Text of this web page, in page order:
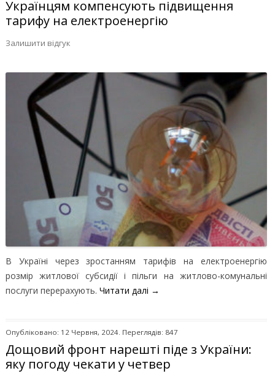
Українцям компенсують підвищення
тарифу на електроенергію
Залишити відгук
В Україні через зростанням тарифів на електроенергію
розмір житлової субсидії і пільги на житлово-комунальні
послуги перерахують. Читати далі →
Опубліковано: 12 Червня, 2024. Переглядів: 847
Дощовий фронт нарешті піде з України:
яку погоду чекати у четвер